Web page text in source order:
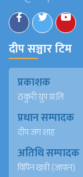
दीप सञ्चार टिम
प्रकाशक
ठकुरी ग्रुप प्रा.लि
प्रधान सम्पादक
दीप जंग शाह
अतिथि सम्पादक
विपिन खत्री (जापान)